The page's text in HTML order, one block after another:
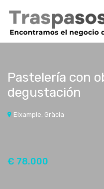
Pastelería con
degustación
Eixample, Gràcia
€ 78.000